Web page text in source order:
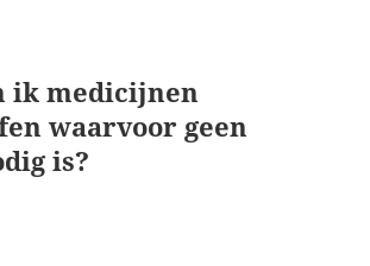
ik medicijnen
waarvoor geen
is?